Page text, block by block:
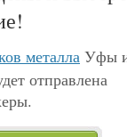
металла Уфы
отправлена